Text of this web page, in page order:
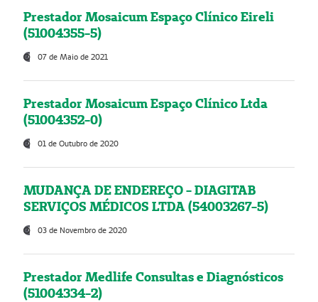
Prestador Mosaicum Espaço Clínico Eireli
(51004355-5)
07 de Maio de 2021
Prestador Mosaicum Espaço Clínico Ltda
(51004352-0)
01 de Outubro de 2020
MUDANÇA DE ENDEREÇO - DIAGITAB
SERVIÇOS MÉDICOS LTDA (54003267-5)
03 de Novembro de 2020
Prestador Medlife Consultas e Diagnósticos
(51004334-2)